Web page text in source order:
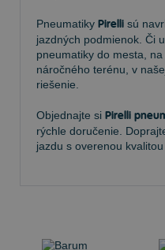
Pneumatiky Pirelli sú
jazdných podmienok. Či
pneumatiky do mesta,
náročného terénu, v
riešenie.
Objednajte si Pirelli
rýchle doručenie.
jazdu s overenou